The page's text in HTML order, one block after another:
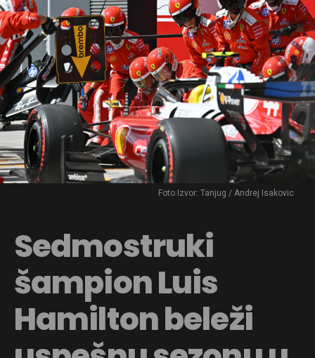
Foto Izvor: Tanjug / Andrej Isakovic
Sedmostruki
šampion Luis
Hamilton beleži